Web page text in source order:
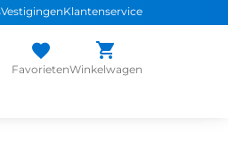
VestigingenKlantenservice
FavorietenWinkelwagen